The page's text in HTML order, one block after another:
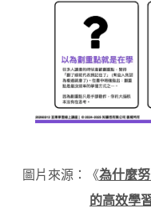
圖片來源：《為什麼
的高效學